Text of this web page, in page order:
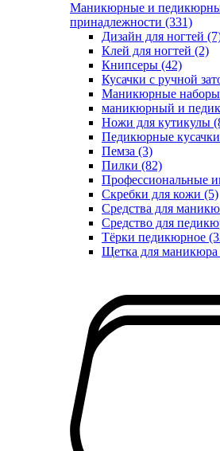
Маникюрные и
принадлежности (331)
Дизайн для ногтей
Клей для ногтей (2)
Книпсеры (42)
Кусачки с ручной
Маникюрные
маникюрный и
Ножи для кутикулы
Педикюрные
Пемза (3)
Пилки (82)
Профессиональные
Скребки для кожи (5)
Средства для
Средство для
Тёрки педикюрное
Щетка для маникюра